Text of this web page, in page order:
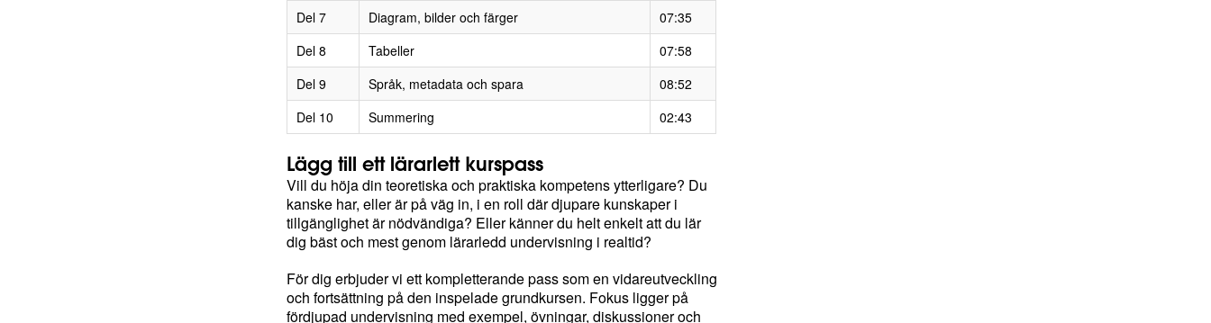
Del 7
Diagram, bilder och färger
07:35
Del 8
Tabeller
07:58
Del 9
Språk, metadata och spara
08:52
Del 10
Summering 02:43
Lägg till ett lärarlett kurspass
Vill du höja din teoretiska och praktiska kompetens ytterligare? Du
kanske har, eller är på väg in, i en roll där djupare kunskaper i
tillgänglighet är nödvändiga? Eller känner du helt enkelt att du lär
dig bäst och mest genom lärarledd undervisning i realtid?
För dig erbjuder vi ett kompletterande pass som en vidareutveckling
och fortsättning på den inspelade grundkursen. Fokus ligger på
fördjupad undervisning med exempel, övningar, diskussioner och